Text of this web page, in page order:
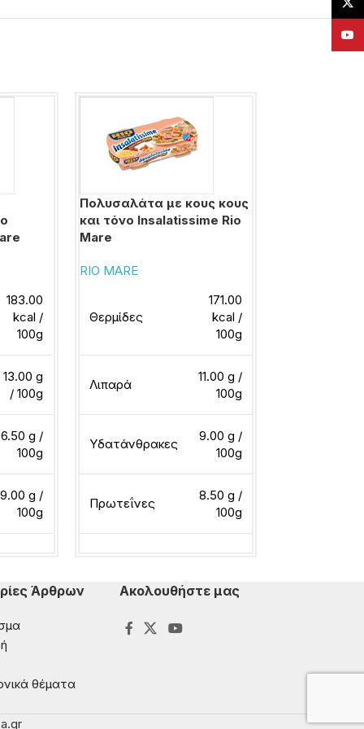
183.00
kcal /
100g
13.00 g
/ 100g
6.50 g /
100g
9.00 g /
100g
Πολυσαλάτα με κους κους
και τόνο Insalatissime Rio
Mare
RIO MARE
Θερμίδες
171.00
kcal /
100g
Λιπαρά
11.00 g /
100g
Υδατάνθρακες
9.00 g /
100g
Πρωτεΐνες
8.50 g /
100g
Άρθρων
θέματα
Ακολουθήστε μας